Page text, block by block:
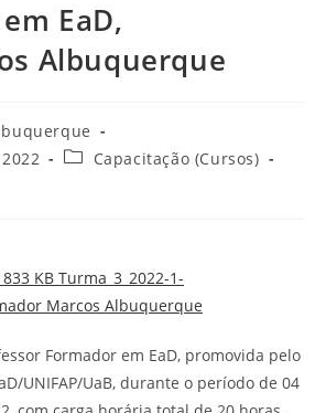
EaD,
Albuquerque
Capacitação (Cursos)
KB Turma_3_2022-1-
Marcos Albuquerque
Formador em EaD, promovida pelo
UNIFAP/UaB, durante o período de 04